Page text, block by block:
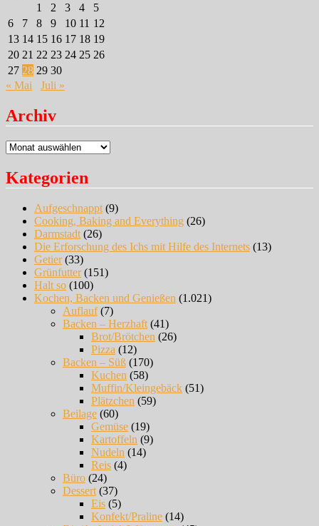
1
2 3 4
5
6
7 8 9 10 11 12
13 14 15 16 17 18 19
20 21 22 23 24 25 26
27 28 29 30
« Mai
Juli »
Archiv
Archiv
Kategorien
Aufgeschnappt(9)
Cooking, Baking and Everything (26)
Darmstadt(26)
Die Erforschung des Ichs mit Hilfe des Internets (13)
Getier(33)
Grünfutter(151)
Halt so (100)
Kochen, Backen und Genießen (1.021)
Auflauf(7)
Backen – Herzhaft(41)
Brot/Brötchen (26)
Pizza (12)
Backen – Süß (170)
Kuchen (58)
Muffin/Kleingebäck (51)
Plätzchen (59)
Beilage (60)
Gemüse (19)
Kartoffeln (9)
Nudeln (14)
Reis (4)
Büro (24)
Dessert(37)
Eis (5)
Konfekt/Praline (14)